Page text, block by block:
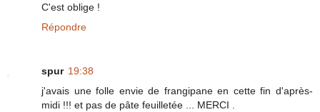
C'est oblige !
Répondre
spur 19:38
j'avais une folle envie de frangipane en cette fin d'après-
midi !!! et pas de pâte feuilletée ... MERCI .